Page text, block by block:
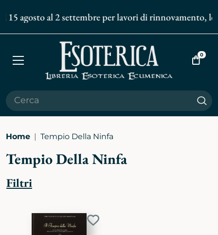
15 agosto al 2 settembre per lavori di rinnovamento,
Apri
Vai
0
Home Tempio Della Ninfa
Tempio Della Ninfa
Filtri
Aggiungi